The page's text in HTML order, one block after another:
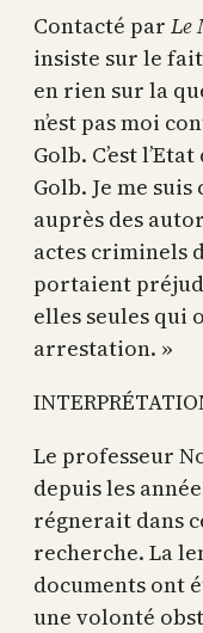
Contacté par Le
insiste sur le
en rien sur la
n’est pas moi
Golb. C’est
Golb. Je me
auprès des
actes criminels
portaient
elles seules qui
arrestation. »
Le professeur
depuis les
régnerait dans
recherche. La
documents ont
une volonté